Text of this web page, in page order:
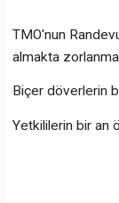
TMO'nun
almakta
Biçer döverlerin
Yetkililerin bir an